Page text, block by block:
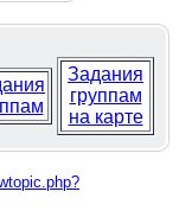
Задания
группам
на карте